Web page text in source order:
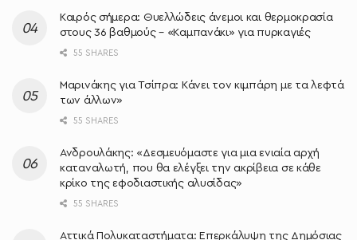
Καιρός σήμερα: Θυελλώδεις άνεμοι και θερμοκρασία
στους 36 βαθμούς – «Καμπανάκι» για πυρκαγιές
55 SHARES
Μαρινάκης για Τσίπρα: Κάνει τον κιμπάρη με τα λεφτά
των άλλων»
55 SHARES
Ανδρουλάκης: «Δεσμευόμαστε για μια ενιαία αρχή
καταναλωτή, που θα ελέγξει την ακρίβεια σε κάθε
κρίκο της εφοδιαστικής αλυσίδας»
55 SHARES
Αττικά Πολυκαταστήματα: Επερκάλυψη της Δημόσιας